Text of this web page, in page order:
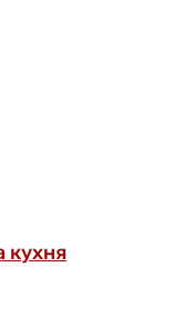
кухня